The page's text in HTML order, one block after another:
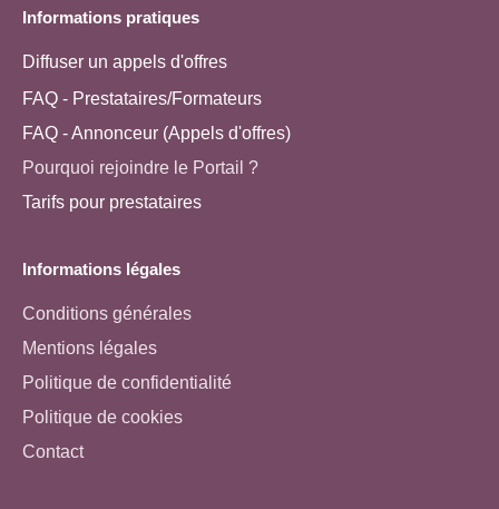
Informations pratiques
Diffuser un appels d'offres
FAQ - Prestataires/Formateurs
FAQ - Annonceur (Appels d'offres)
Pourquoi rejoindre le Portail ?
Tarifs pour prestataires
Informations légales
Conditions générales
Mentions légales
Politique de confidentialité
Politique de cookies
Contact